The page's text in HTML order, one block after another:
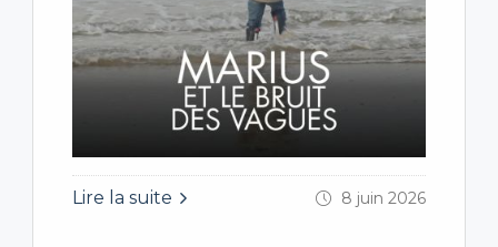
Lire la suite 8 juin 2026